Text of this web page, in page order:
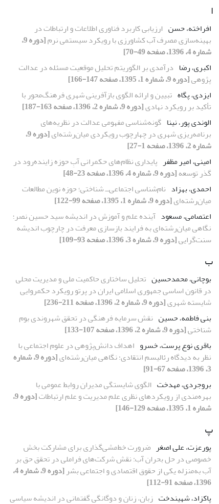
ا
افراخته، حسن ارزیابی کاربرد فناوری اطلاعات و ارتباطات در
بهینه‌سازی مصرف آب کشاورزی با رویکرد سیستمی نرم
[دوره 9،
شماره 4، 1396، صفحه 49-70]
اکبری، رضا درآمدی بر الگوریتم تحلیل موقعیت مسئله در عدالت
پژوهی[دوره 9، شماره 1، 1395، صفحه 147-166]
ایزدی، پگاه تبیین و ارائه الگوی بازآفرینی شهری فرهنگ‌محور با
تأکید بر رویکرد نهادی[دوره 9، شماره 2، 1396، صفحه 163-187]
الوندی پور، نینا گونه‌شناسی مفهومی عدالت در نظریه‌های
برنامه‌ریزی شهری در چهارچوب رویکردی میان‌رشته‌ای
[دوره 9،
شماره 2، 1396، صفحه 1-27]
امینی، امیر مظفر پایداری نظام‌های حکمرانی آبِ حوزه زاینده‌رود در
گذر توسعه[دوره 9، شماره 4، 1396، صفحه 23-48]
احمدی، بهزاد نام‌شناسی اجتماعی‌ــ ‌شناختی؛ حوزه نوین مطالعات
میان‌رشته‌ای[دوره 9، شماره 1، 1395، صفحه 99-122]
اعتصامی، مسعود آینده علم و آموزش در اندیشه سید حسین نصر؛
نگاهی میان‌رشته‌ای به فرایند بازسازی معرفت در چارچوب اندیشه
سنت‌گرایی[دوره 9، شماره 3، 1396، صفحه 93-109]
ب
بوچانی، محمدحسین تحلیل ساختاری حاکمیت ملی و مدیریت محلی
در قانون اساسی جمهوری اسلامی ایران در پرتو رویکرد حکمروایی
شایسته شهری[دوره 9، شماره 2، 1396، صفحه 211-236]
بنی فاطمه، حسین نقش سرمایه فرهنگی در تحقق شهروندی بوم
شناختی[دوره 9، شماره 2، 1396، صفحه 107-133]
باقری نوع پرست، خسرو اهداف دانش‌پژوهی در علوم‌ اجتماعی با
نظر به دیدگاه رئالیسم انتقادی؛ نگاهی میان‌رشته‌ای
[دوره 9، شماره
3، 1396، صفحه 67-91]
بروجردی، مهدخت الگوی شایستگی مدیران روابط عمومی با
بهره‌مندی از رویکردهای نظری علم مدیریت و علم ارتباطات
[دوره 9،
شماره 1، 1395، صفحه 129-146]
پ
پورعزت، علی اصغر ضرورت خط‌مشی‌گذاری برای مشارکت بخش
خصوصی در حل بحران آب: نقش شرکت‌های فراملی در تحقق حق بر
آب به‌منزله یکی از حقوق اقتصادی و اجتماعی بشر
[دوره 9، شماره 4،
1396، صفحه 91-112]
پاکزاد، شهیندخت زبان، زنان و دوگانگی گفتمانی در اندیشه سیاسی